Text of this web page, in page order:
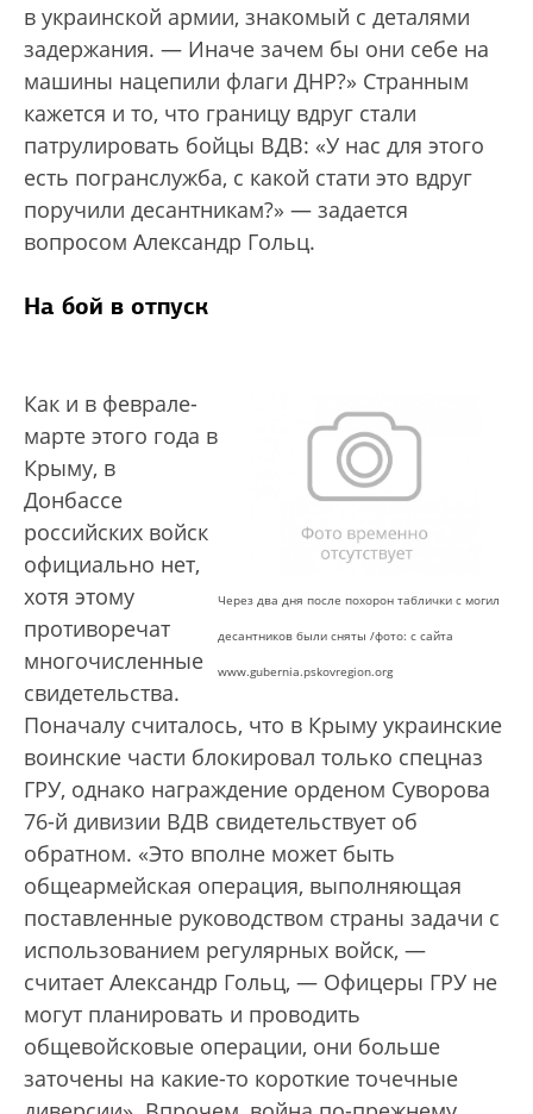
в украинской армии, знакомый с деталями
задержания. — Иначе зачем бы они себе на
машины нацепили флаги ДНР?» Странным
кажется и то, что границу вдруг стали
патрулировать бойцы ВДВ: «У нас для этого
есть погранслужба, с какой стати это вдруг
поручили десантникам?» — задается
вопросом Александр Гольц.
На бой в отпуск
Через два дня после похорон таблички с могил
десантников были сняты /фото: с сайта
www.gubernia.pskovregion.org
Как и в феврале-
марте этого года в
Крыму, в
Донбассе
российских войск
официально нет,
хотя этому
противоречат
многочисленные
свидетельства.
Поначалу считалось, что в Крыму украинские
воинские части блокировал только спецназ
ГРУ, однако награждение орденом Суворова
76-й дивизии ВДВ свидетельствует об
обратном. «Это вполне может быть
общеармейская операция, выполняющая
поставленные руководством страны задачи с
использованием регулярных войск, —
считает Александр Гольц, — Офицеры ГРУ не
могут планировать и проводить
общевойсковые операции, они больше
заточены на какие-то короткие точечные